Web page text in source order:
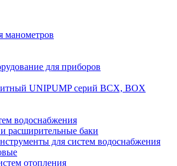
манометров
для приборов
UNIPUMP серий BCX, BOX
водоснабжения
расширительные баки
для систем водоснабжения
отопления